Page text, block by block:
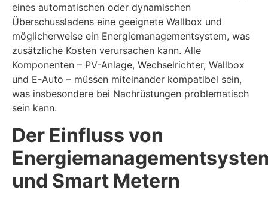
eines automatischen oder dynamischen
Überschussladens eine geeignete Wallbox und
möglicherweise ein Energiemanagementsystem, was
zusätzliche Kosten verursachen kann. Alle
Komponenten – PV-Anlage, Wechselrichter, Wallbox
und E-Auto – müssen miteinander kompatibel sein,
was insbesondere bei Nachrüstungen problematisch
sein kann.
Der Einfluss von
und Smart Metern